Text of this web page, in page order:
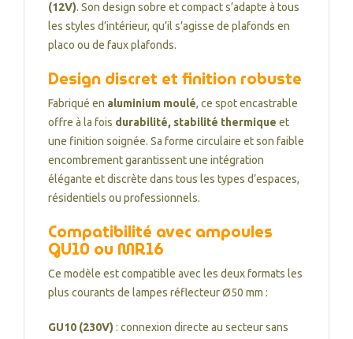
(12V). Son design sobre et compact s’adapte à tous
les styles d’intérieur, qu’il s’agisse de plafonds en
placo ou de faux plafonds.
Design discret et finition robuste
Fabriqué en aluminium moulé, ce spot encastrable
offre à la fois durabilité, stabilité thermique et
une finition soignée. Sa forme circulaire et son faible
encombrement garantissent une intégration
élégante et discrète dans tous les types d’espaces,
résidentiels ou professionnels.
Compatibilité avec ampoules
GU10 ou MR16
Ce modèle est compatible avec les deux formats les
plus courants de lampes réflecteur Ø50 mm :
GU10 (230V) : connexion directe au secteur sans